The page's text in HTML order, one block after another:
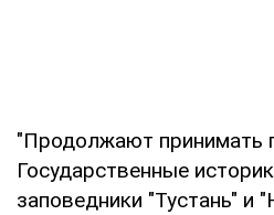
"Продолжают принимать
Государственные
заповедники "Тустань" и